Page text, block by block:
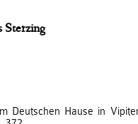
Sterzing
Deutschen Hause in